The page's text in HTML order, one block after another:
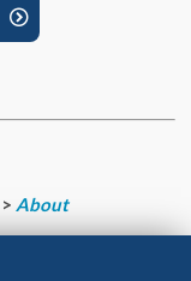

> About